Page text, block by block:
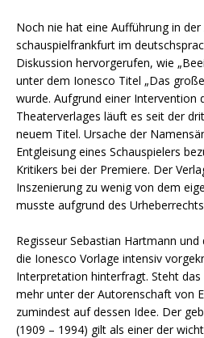
Noch nie hat eine Aufführung in
schauspielfrankfurt im
Diskussion hervorgerufen, wie
unter dem Ionesco Titel „Das
wurde. Aufgrund einer Intervention
Theaterverlages läuft es seit der
neuem Titel. Ursache der
Entgleisung eines Schauspielers
Kritikers bei der Premiere. Der
Inszenierung zu wenig von dem
musste aufgrund des
Regisseur Sebastian Hartmann
die Ionesco Vorlage intensiv
Interpretation hinterfragt. Steht
mehr unter der Autorenschaft von
zumindest auf dessen Idee. Der
(1909 – 1994) gilt als einer der